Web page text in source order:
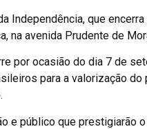
Independência, que
na avenida Prudente de
por ocasião do dia 7 de
para a valorização
e público que prestigiarão